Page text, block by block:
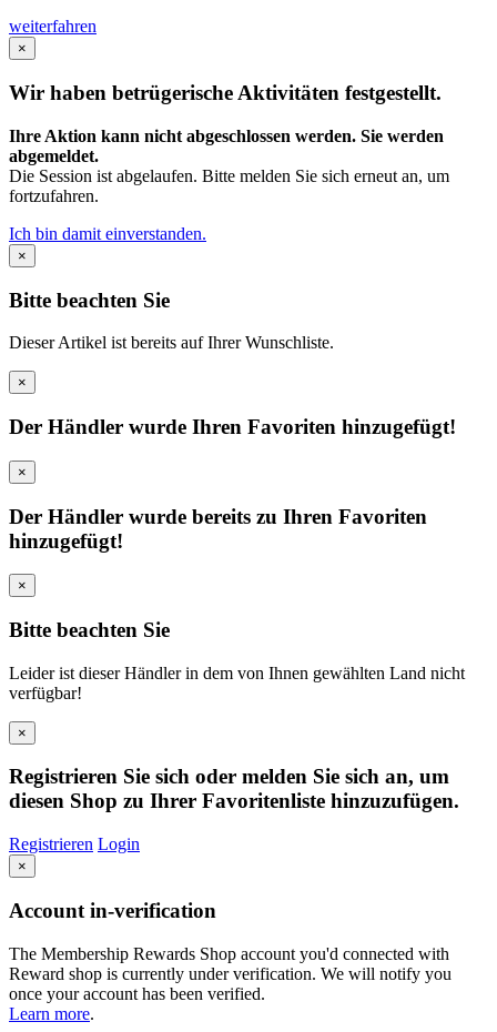
weiterfahren
×
Wir haben betrügerische Aktivitäten festgestellt.
Ihre Aktion kann nicht abgeschlossen werden. Sie werden
abgemeldet.
Die Session ist abgelaufen. Bitte melden Sie sich erneut an, um
fortzufahren.
Ich bin damit einverstanden.
×
Bitte beachten Sie
Dieser Artikel ist bereits auf Ihrer Wunschliste.
×
Der Händler wurde Ihren Favoriten hinzugefügt!
×
Der Händler wurde bereits zu Ihren Favoriten
hinzugefügt!
×
Bitte beachten Sie
Leider ist dieser Händler in dem von Ihnen gewählten Land nicht
verfügbar!
×
Registrieren Sie sich oder melden Sie sich an, um
diesen Shop zu Ihrer Favoritenliste hinzuzufügen.
Registrieren Login
×
Account in-verification
The Membership Rewards Shop account you'd connected with
Reward shop is currently under verification. We will notify you
once your account has been verified.
Learn more.